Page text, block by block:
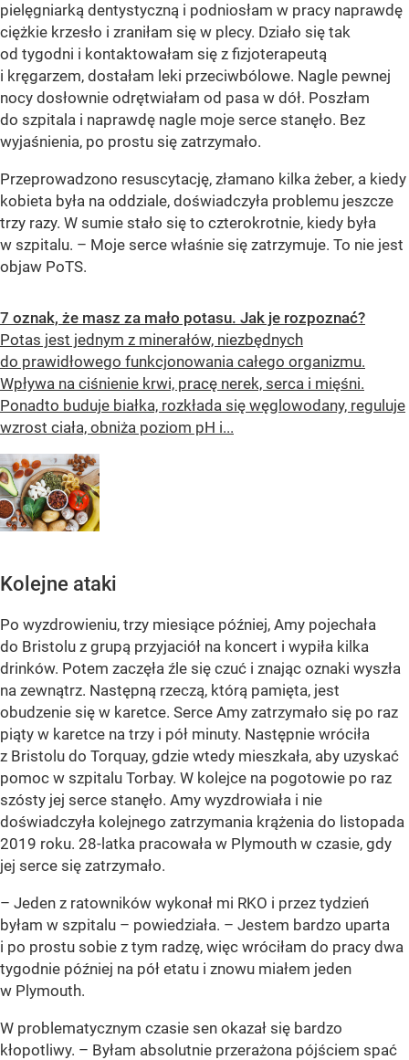
pielęgniarką dentystyczną i podniosłam w pracy naprawdę
ciężkie krzesło i zraniłam się w plecy. Działo się tak
od tygodni i kontaktowałam się z fizjoterapeutą
i kręgarzem, dostałam leki przeciwbólowe. Nagle pewnej
nocy dosłownie odrętwiałam od pasa w dół. Poszłam
do szpitala i naprawdę nagle moje serce stanęło. Bez
wyjaśnienia, po prostu się zatrzymało.
Przeprowadzono resuscytację, złamano kilka żeber, a kiedy
kobieta była na oddziale, doświadczyła problemu jeszcze
trzy razy. W sumie stało się to czterokrotnie, kiedy była
w szpitalu. – Moje serce właśnie się zatrzymuje. To nie jest
objaw PoTS.
7 oznak, że masz za mało potasu. Jak je rozpoznać?
Potas jest jednym z minerałów, niezbędnych
do prawidłowego funkcjonowania całego organizmu.
Wpływa na ciśnienie krwi, pracę nerek, serca i mięśni.
Ponadto buduje białka, rozkłada się węglowodany, reguluje
wzrost ciała, obniża poziom pH i...
Kolejne ataki
Po wyzdrowieniu, trzy miesiące później, Amy pojechała
do Bristolu z grupą przyjaciół na koncert i wypiła kilka
drinków. Potem zaczęła źle się czuć i znając oznaki wyszła
na zewnątrz. Następną rzeczą, którą pamięta, jest
obudzenie się w karetce. Serce Amy zatrzymało się po raz
piąty w karetce na trzy i pół minuty. Następnie wróciła
z Bristolu do Torquay, gdzie wtedy mieszkała, aby uzyskać
pomoc w szpitalu Torbay. W kolejce na pogotowie po raz
szósty jej serce stanęło. Amy wyzdrowiała i nie
doświadczyła kolejnego zatrzymania krążenia do listopada
2019 roku. 28-latka pracowała w Plymouth w czasie, gdy
jej serce się zatrzymało.
– Jeden z ratowników wykonał mi RKO i przez tydzień
byłam w szpitalu – powiedziała. – Jestem bardzo uparta
i po prostu sobie z tym radzę, więc wróciłam do pracy dwa
tygodnie później na pół etatu i znowu miałem jeden
w Plymouth.
W problematycznym czasie sen okazał się bardzo
kłopotliwy. – Byłam absolutnie przerażona pójściem spać